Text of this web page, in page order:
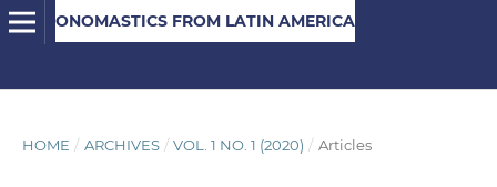
ONOMASTICS FROM LATIN AMERICA
HOME / ARCHIVES / VOL. 1 NO. 1 (2020) / Articles